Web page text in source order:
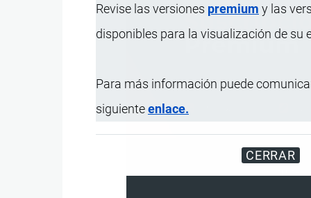
Revise las versiones premium y las
disponibles para la visualización de su
Para más información puede
siguienteenlace.
CERRAR
Disfrute